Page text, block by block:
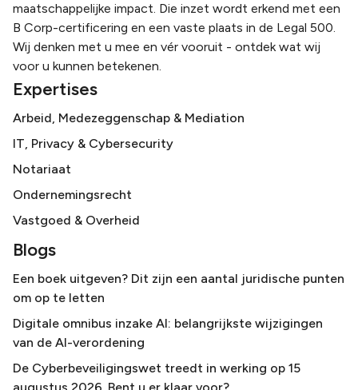
maatschappelijke impact. Die inzet wordt erkend met een
B Corp-certificering en een vaste plaats in de Legal 500.
Wij denken met u mee en vér vooruit - ontdek wat wij
voor u kunnen betekenen.
Expertises
Arbeid, Medezeggenschap & Mediation
IT, Privacy & Cybersecurity
Notariaat
Ondernemingsrecht
Vastgoed & Overheid
Blogs
Een boek uitgeven? Dit zijn een aantal juridische punten
om op te letten
Digitale omnibus inzake AI: belangrijkste wijzigingen
van de AI-verordening
De Cyberbeveiligingswet treedt in werking op 15